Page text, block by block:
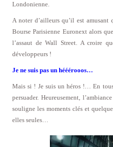
Londonienne.
A noter d’ailleurs qu’il est
Bourse Parisienne Euronext alors
l’assaut de Wall Street. A croire
développeurs !
Je ne suis pas un hééérooos…
Mais si ! Je suis un héros !… En
persuader. Heureusement,
souligne les moments clés et
elles seules…